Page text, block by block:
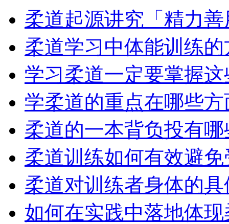
柔道起源讲究「精力善
柔道学习中体能训练的
学习柔道一定要掌握这
学柔道的重点在哪些方
柔道的一本背负投有
柔道训练如何有效避免
柔道对训练者身体的
如何在实践中落地体现